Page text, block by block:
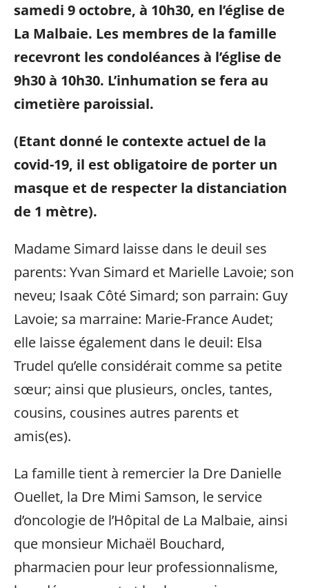
samedi 9 octobre, à 10h30, en l’église de
La Malbaie. Les membres de la famille
recevront les condoléances à l’église de
9h30 à 10h30. L’inhumation se fera au
cimetière paroissial.
(Etant donné le contexte actuel de la
covid-19, il est obligatoire de porter un
masque et de respecter la distanciation
de 1 mètre).
Madame Simard laisse dans le deuil ses
parents: Yvan Simard et Marielle Lavoie; son
neveu; Isaak Côté Simard; son parrain: Guy
Lavoie; sa marraine: Marie-France Audet;
elle laisse également dans le deuil: Elsa
Trudel qu’elle considérait comme sa petite
sœur; ainsi que plusieurs, oncles, tantes,
cousins, cousines autres parents et
amis(es).
La famille tient à remercier la Dre Danielle
Ouellet, la Dre Mimi Samson, le service
d’oncologie de l’Hôpital de La Malbaie, ainsi
que monsieur Michaël Bouchard,
pharmacien pour leur professionnalisme,